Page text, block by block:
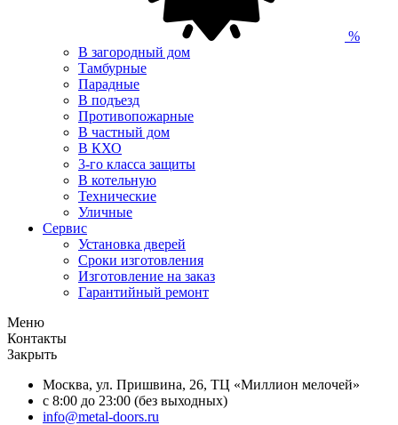
%
В загородный дом
Тамбурные
Парадные
В подъезд
Противопожарные
В частный дом
В КХО
3-го класса защиты
В котельную
Технические
Уличные
Сервис
Установка дверей
Сроки изготовления
Изготовление на заказ
Гарантийный ремонт
Меню
Контакты
Закрыть
Москва, ул. Пришвина, 26, ТЦ «Миллион мелочей»
с 8:00 до 23:00 (без выходных)
info@metal-doors.ru